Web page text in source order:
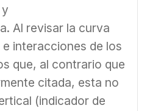
Al revisar la curva
interacciones de los
que, al contrario que
citada, esta no
(indicador de